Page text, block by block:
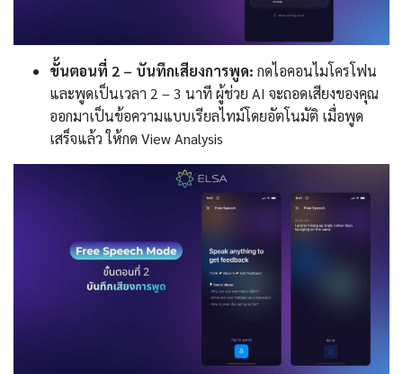
ขั้นตอนที่ 2 – บันทึกเสียงการพูด: กดไอคอนไมโครโฟน
และพูดเป็นเวลา 2 – 3 นาที ผู้ช่วย AI จะถอดเสียงของคุณ
ออกมาเป็นข้อความแบบเรียลไทม์โดยอัตโนมัติ เมื่อพูด
เสร็จแล้ว ให้กด View Analysis